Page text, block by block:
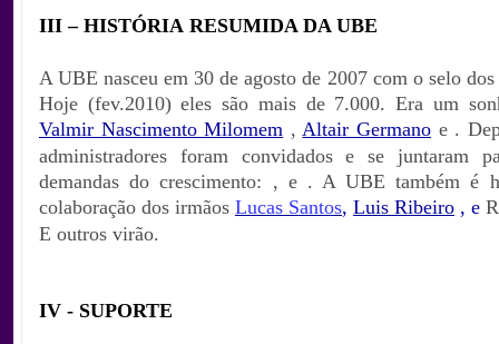
III – HISTÓRIA RESUMIDA DA UBE
A UBE nasceu em 30 de agosto de 2007 com o selo
Hoje (fev.2010) eles são mais de 7.000. Era um
Valmir Nascimento Milomem ,Altair Germano e .
administradores foram convidados e se juntaram
demandas do crescimento: , e . A UBE também é
colaboração dos irmãos Lucas Santos, Luis Ribeiro , e
E outros virão.
IV - SUPORTE